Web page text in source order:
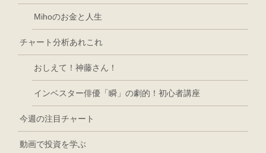
Mihoのお金と人生
チャート分析あれこれ
おしえて！神藤さん！
インベスター俳優「瞬」の劇的！初心者講座
今週の注目チャート
動画で投資を学ぶ